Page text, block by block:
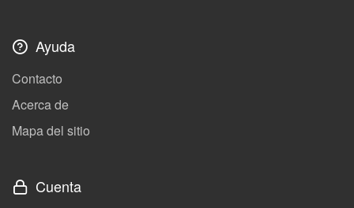
Ayuda
Contacto
Acerca de
Mapa del sitio
Cuenta